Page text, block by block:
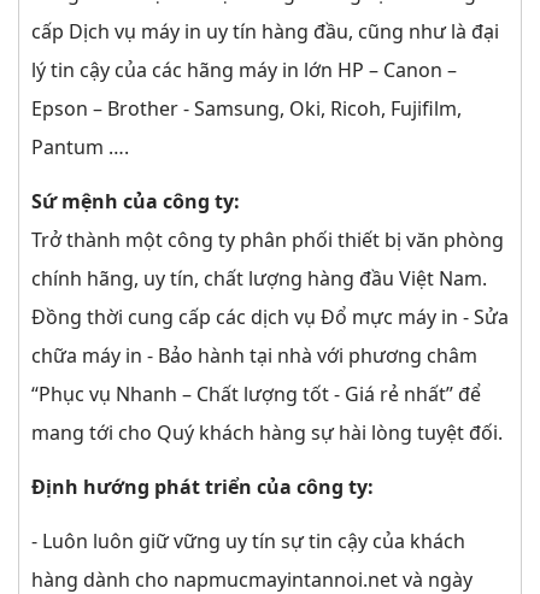
cấp Dịch vụ máy in uy tín hàng đầu, cũng như là đại
lý tin cậy của các hãng máy in lớn HP – Canon –
Epson – Brother - Samsung, Oki, Ricoh, Fujifilm,
Pantum ….
Sứ mệnh của công ty:
Trở thành một công ty phân phối thiết bị văn phòng
chính hãng, uy tín, chất lượng hàng đầu Việt Nam.
Đồng thời cung cấp các dịch vụ Đổ mực máy in - Sửa
chữa máy in - Bảo hành tại nhà với phương châm
“Phục vụ Nhanh – Chất lượng tốt - Giá rẻ nhất” để
mang tới cho Quý khách hàng sự hài lòng tuyệt đối.
Định hướng phát triển của công ty:
- Luôn luôn giữ vững uy tín sự tin cậy của khách
hàng dành cho napmucmayintannoi.net và ngày